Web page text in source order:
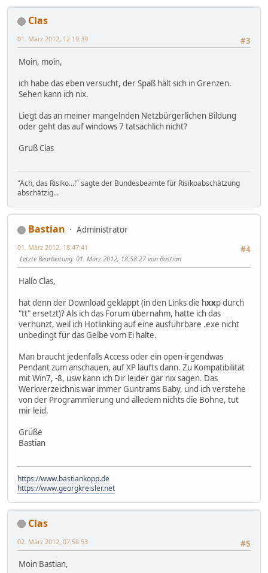
Clas
#3
01. März 2012, 12:19:39
Moin, moin,
ich habe das eben versucht, der Spaß hält sich in Grenzen.
Sehen kann ich nix.
Liegt das an meiner mangelnden Netzbürgerlichen Bildung
oder geht das auf windows 7 tatsächlich nicht?
Gruß Clas
"Ach, das Risiko...!" sagte der Bundesbeamte für Risikoabschätzung
abschätzig...
Bastian
Administrator
#4
01. März 2012, 18:47:41
Letzte Bearbeitung: 01. März 2012, 18:58:27 von Bastian
Hallo Clas,
hat denn der Download geklappt (in den Links die hxxp durch
"tt" ersetzt)? Als ich das Forum übernahm, hatte ich das
verhunzt, weil ich Hotlinking auf eine ausführbare .exe nicht
unbedingt für das Gelbe vom Ei halte.
Man braucht jedenfalls Access oder ein open-irgendwas
Pendant zum anschauen, auf XP läufts dann. Zu Kompatibilität
mit Win7, -8, usw kann ich Dir leider gar nix sagen. Das
Werkverzeichnis war immer Guntrams Baby, und ich verstehe
von der Programmierung und alledem nichts die Bohne, tut
mir leid.
Grüße
Bastian
https://www.bastiankopp.de
https://www.georgkreisler.net
Clas
#5
02. März 2012, 07:58:53
Moin Bastian,